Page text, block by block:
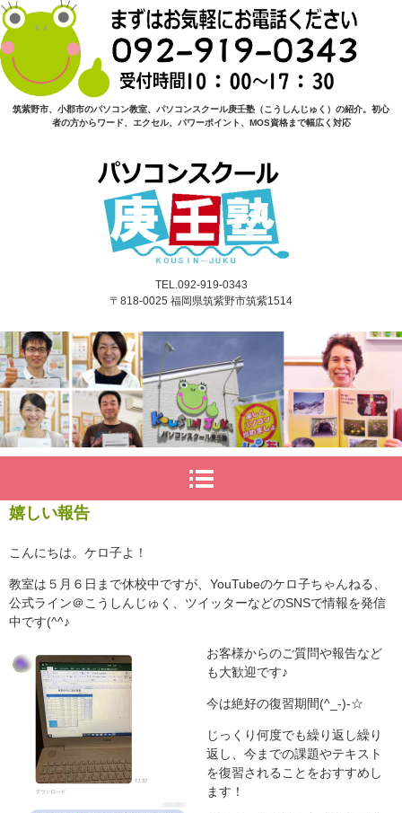
筑紫野市、小郡市のパソコン教室、パソコンスクール庚壬塾（こうしんじゅく）の紹介。初心
者の方からワード、エクセル、パワーポイント、MOS資格まで幅広く対応
TEL.092-919-0343
〒818-0025 福岡県筑紫野市筑紫1514
嬉しい報告
こんにちは。ケロ子よ！
教室は５月６日まで休校中ですが、YouTubeのケロ子ちゃんねる、
公式ライン＠こうしんじゅく、ツイッターなどのSNSで情報を発信
中です(^^♪
お客様からのご質問や報告など
も大歓迎です♪
今は絶好の復習期間(^_-)-☆
じっくり何度でも繰り返し繰り
返し、今までの課題やテキスト
を復習されることをおすすめし
ます！